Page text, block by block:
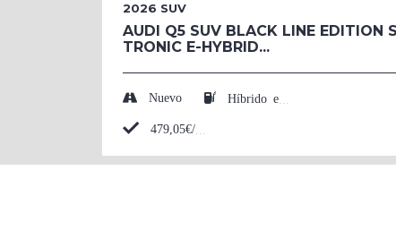
2026 SUV
AUDI Q5 SUV BLACK LINE EDITION S
TRONIC E-HYBRID...
Nuevo